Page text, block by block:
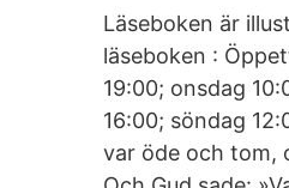
Läseboken är
läseboken :
19:00; onsdag
16:00; söndag
var öde och tom,